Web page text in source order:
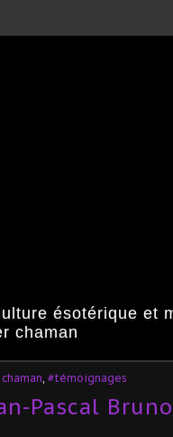
ésotérique et
chaman
#témoignages
Pascal